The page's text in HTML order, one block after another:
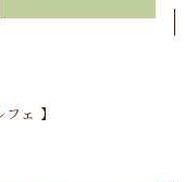
ェ 】